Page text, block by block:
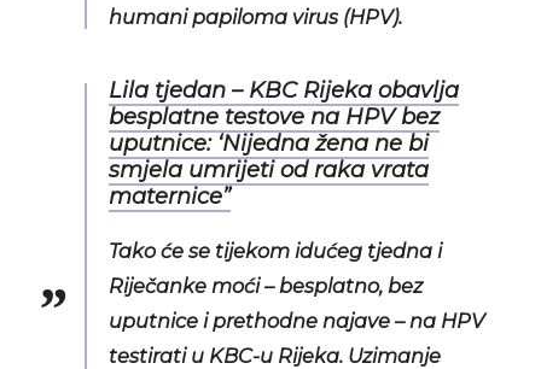
humani papiloma virus (HPV).
Lila tjedan – KBC Rijeka obavlja
besplatne testove na HPV bez
uputnice: ‘Nijedna žena ne bi
smjela umrijeti od raka vrata
maternice”
Tako će se tijekom idućeg tjedna i
Riječanke moći – besplatno, bez
uputnice i prethodne najave – na HPV
testirati u KBC-u Rijeka. Uzimanje